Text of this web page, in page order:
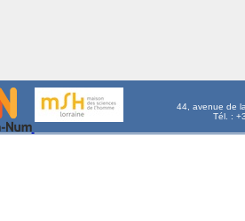
44, avenue de
Tél. :